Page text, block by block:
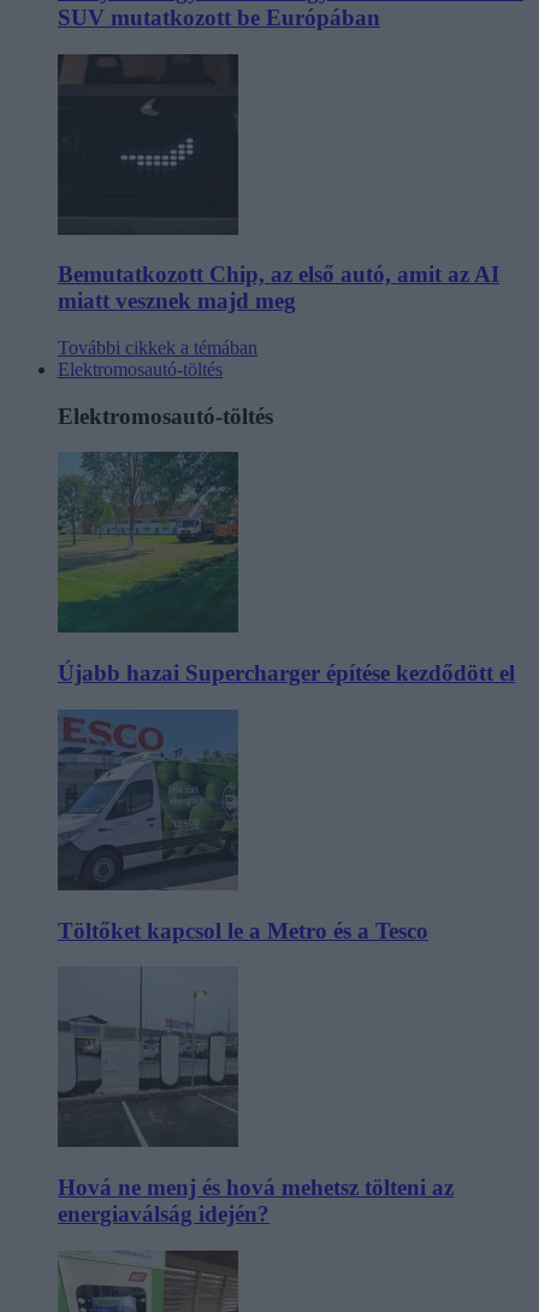
SUV mutatkozott be Európában
Bemutatkozott Chip, az első autó, amit az AI
miatt vesznek majd meg
További cikkek a témában
Elektromosautó-töltés
Elektromosautó-töltés
Újabb hazai Supercharger építése kezdődött el
Töltőket kapcsol le a Metro és a Tesco
Hová ne menj és hová mehetsz tölteni az
energiaválság idején?